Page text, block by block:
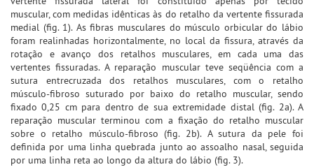
muscular, com medidas idênticas às do retalho da vertente fissurada
medial (fig. 1). As fibras musculares do músculo orbicular do lábio
foram realinhadas horizontalmente, no local da fissura, através da
rotação e avanço dos retalhos musculares, em cada uma das
vertentes fissuradas. A reparação muscular teve seqüência com a
sutura entrecruzada dos retalhos musculares, com o retalho
músculo-fibroso suturado por baixo do retalho muscular, sendo
fixado 0,25 cm para dentro de sua extremidade distal (fig. 2a). A
reparação muscular terminou com a fixação do retalho muscular
sobre o retalho músculo-fibroso (fig. 2b). A sutura da pele foi
definida por uma linha quebrada junto ao assoalho nasal, seguida
por uma linha reta ao longo da altura do lábio (fig. 3).